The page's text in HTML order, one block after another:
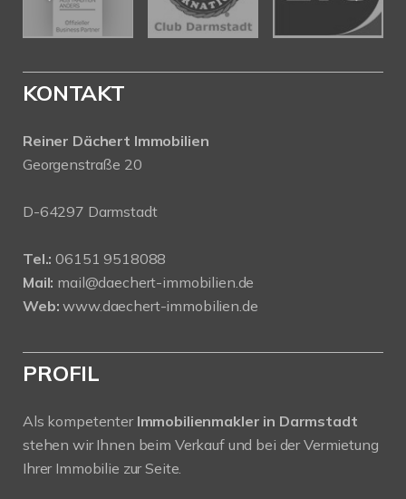
KONTAKT
Reiner Dächert Immobilien
Georgenstraße 20
D-64297 Darmstadt
Tel.: 06151 9518088
Mail: mail@daechert-immobilien.de
Web: www.daechert-immobilien.de
PROFIL
Als kompetenter Immobilienmakler in Darmstadt
stehen wir Ihnen beim Verkauf und bei der Vermietung
Ihrer Immobilie zur Seite.